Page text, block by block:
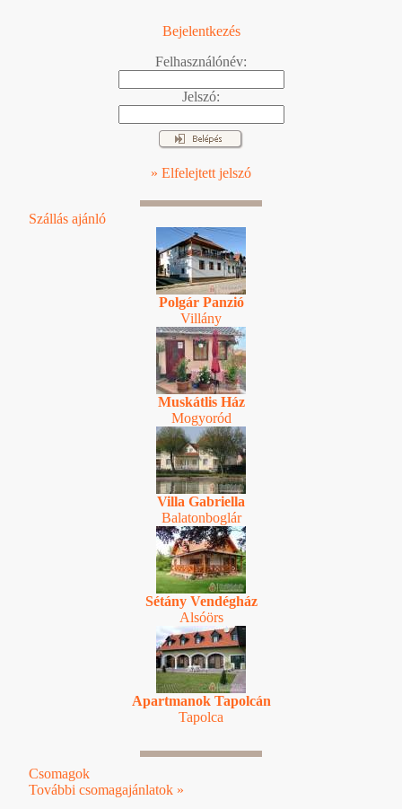
Bejelentkezés
Felhasználónév:
Jelszó:
» Elfelejtett jelszó
Szállás ajánló
Polgár Panzió
Villány
Muskátlis Ház
Mogyoród
Villa Gabriella
Balatonboglár
Sétány Vendégház
Alsóörs
Apartmanok Tapolcán
Tapolca
Csomagok
További csomagajánlatok »